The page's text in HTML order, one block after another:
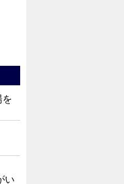
を
い